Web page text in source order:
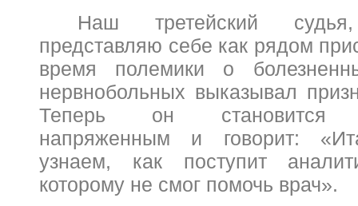
Наш третейский
представляю себе как рядом
время полемики о
нервнобольных выказывал
Теперь он становится
напряженным и говорит:
узнаем, как поступит
которому не смог помочь врач».